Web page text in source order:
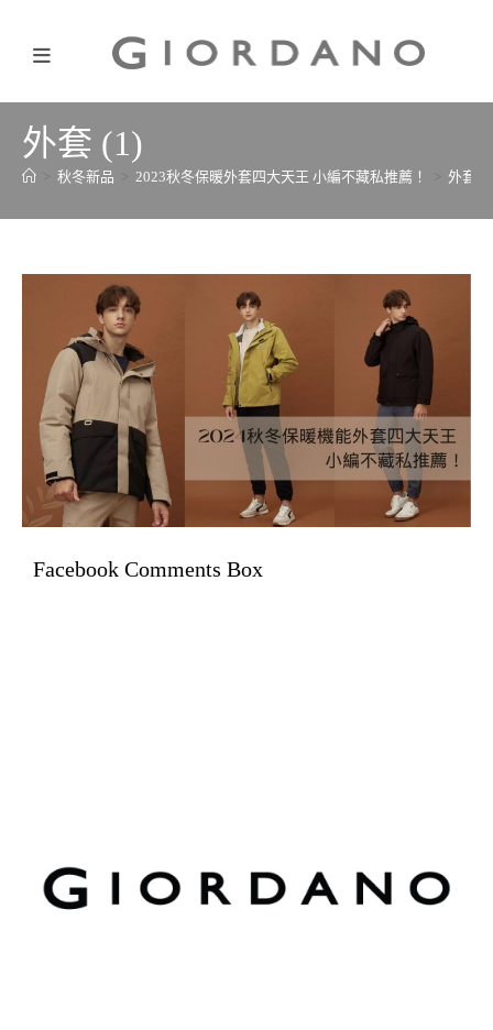
外套 (1)
秋冬新品 2023秋冬保暖外套四大天王 小編不藏私推薦！ 外套
Facebook Comments Box